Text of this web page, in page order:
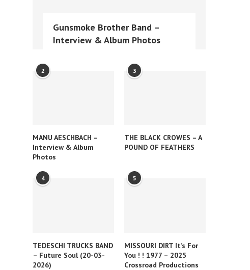
Gunsmoke Brother Band –
Interview & Album Photos
2
MANU AESCHBACH –
Interview & Album
Photos
3
THE BLACK CROWES – A
POUND OF FEATHERS
4
TEDESCHI TRUCKS BAND
– Future Soul (20-03-
2026)
5
MISSOURI DIRT It’s For
You ! ! 1977 – 2025
Crossroad Productions